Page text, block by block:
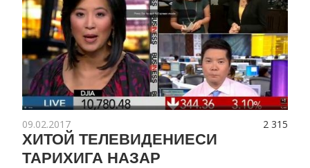
2 315
09.02.2017
ХИТОЙ ТЕЛЕВИДЕНИЕСИ
ТАРИХИГА НАЗАР